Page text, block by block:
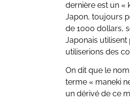
dernière est un «
Japon, toujours
de 1000 dollars,
Japonais
utiliserions des
On dit que le
terme « maneki
un dérivé de ce